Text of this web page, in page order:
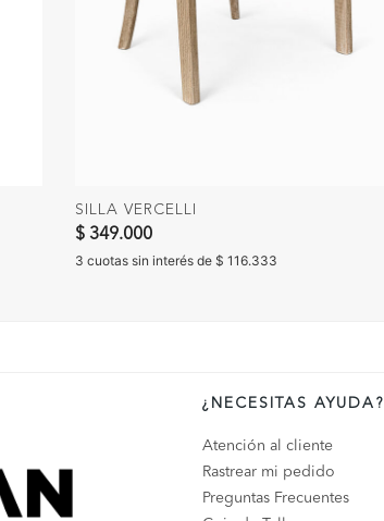
SILLA VERCELLI
$ 349.000
3 cuotas sin interés de $ 116.333
¿NECESITAS AYUDA?
Atención al cliente
Rastrear mi pedido
Preguntas Frecuentes